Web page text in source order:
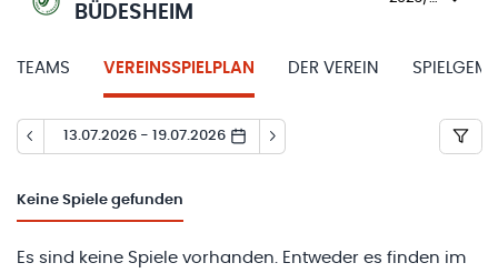
BÜDESHEIM
TEAMS VEREINSSPIELPLAN DER VEREIN
13.07.2026 - 19.07.2026
Keine Spiele gefunden
Es sind keine Spiele vorhanden. Entweder es finden im